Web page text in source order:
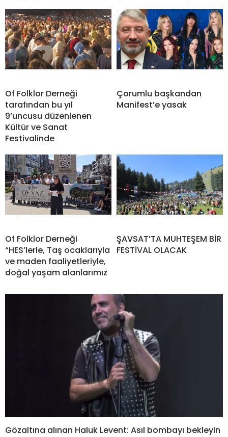
Of Folklor Derneği
tarafından bu yıl
9’uncusu düzenlenen
Kültür ve Sanat
Festivalinde
Çorumlu başkandan
Manifest’e yasak
Of Folklor Derneği
“HES’lerle, Taş ocaklarıyla
ve maden faaliyetleriyle,
doğal yaşam alanlarımız
ŞAVSAT’TA MUHTEŞEM BİR
FESTİVAL OLACAK
Gözaltına alınan Haluk Levent: Asıl bombayı bekleyin